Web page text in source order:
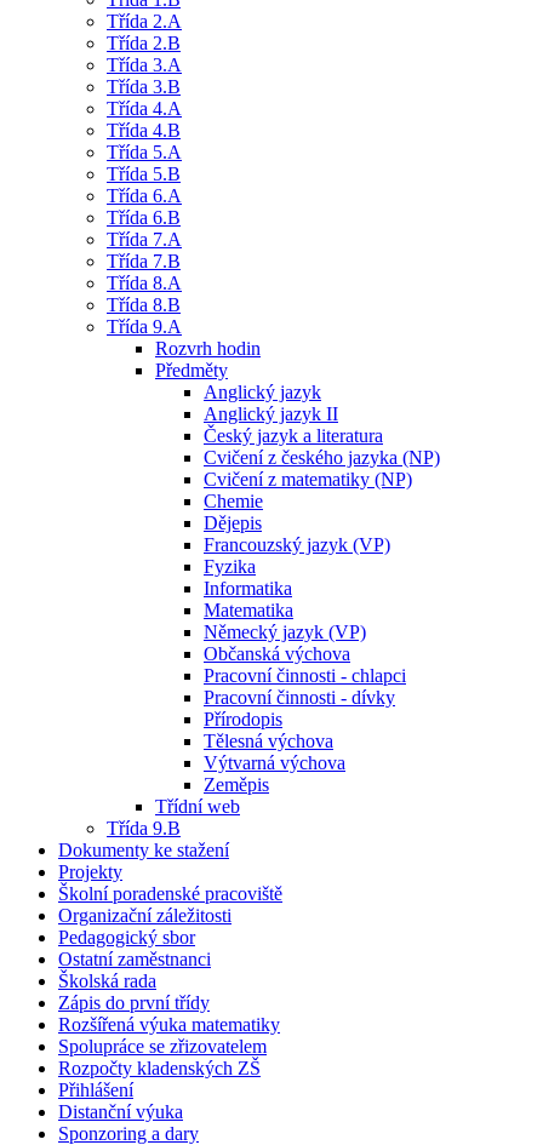
Třída 2.A
Třída 2.B
Třída 3.A
Třída 3.B
Třída 4.A
Třída 4.B
Třída 5.A
Třída 5.B
Třída 6.A
Třída 6.B
Třída 7.A
Třída 7.B
Třída 8.A
Třída 8.B
Třída 9.A
Rozvrh hodin
Předměty
Anglický jazyk
Anglický jazyk II
Český jazyk a literatura
Cvičení z českého jazyka (NP)
Cvičení z matematiky (NP)
Chemie
Dějepis
Francouzský jazyk (VP)
Fyzika
Informatika
Matematika
Německý jazyk (VP)
Občanská výchova
Pracovní činnosti - chlapci
Pracovní činnosti - dívky
Přírodopis
Tělesná výchova
Výtvarná výchova
Zeměpis
Třídní web
Třída 9.B
Dokumenty ke stažení
Projekty
Školní poradenské pracoviště
Organizační záležitosti
Pedagogický sbor
Ostatní zaměstnanci
Školská rada
Zápis do první třídy
Rozšířená výuka matematiky
Spolupráce se zřizovatelem
Rozpočty kladenských ZŠ
Přihlášení
Distanční výuka
Sponzoring a dary